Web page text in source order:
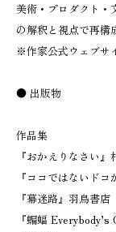
美術・プロダクト・
の解釈と視点で再構
※作家公式ウェブサ
● 出版物
作品集
『おかえりなさい
『ココではないド
『幕迷路』羽鳥書
『蝙蝠